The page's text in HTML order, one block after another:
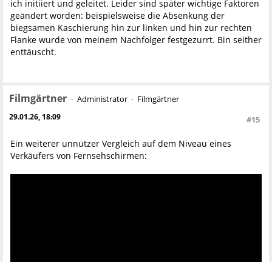
ich initiiert und geleitet. Leider sind später wichtige Faktoren
geändert worden: beispielsweise die Absenkung der
biegsamen Kaschierung hin zur linken und hin zur rechten
Flanke wurde von meinem Nachfolger festgezurrt. Bin seither
enttäuscht.
Filmgärtner Administrator Filmgärtner
29.01.26, 18:09 #15
Ein weiterer unnützer Vergleich auf dem Niveau eines
Verkäufers von Fernsehschirmen: